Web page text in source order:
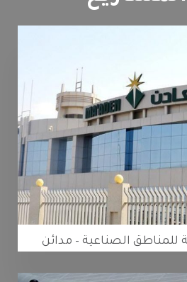
الصناعية – مدائن